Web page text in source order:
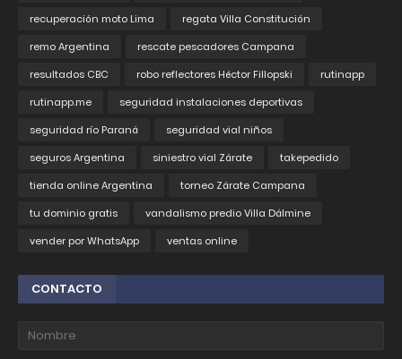
recuperación moto Lima
regata Villa Constitución
remo Argentina
rescate pescadores Campana
resultados CBC
robo reflectores Héctor Fillopski
rutinapp
rutinapp.me
seguridad instalaciones deportivas
seguridad río Paraná
seguridad vial niños
seguros Argentina
siniestro vial Zárate
takepedido
tienda online Argentina
torneo Zárate Campana
tu dominio gratis
vandalismo predio Villa Dálmine
vender por WhatsApp
ventas online
CONTACTO